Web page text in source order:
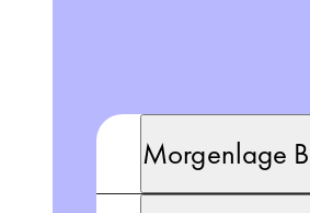
Morgenlage